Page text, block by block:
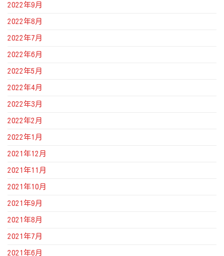
2022年9月
2022年8月
2022年7月
2022年6月
2022年5月
2022年4月
2022年3月
2022年2月
2022年1月
2021年12月
2021年11月
2021年10月
2021年9月
2021年8月
2021年7月
2021年6月